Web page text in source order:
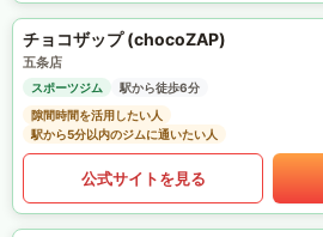
チョコザップ (chocoZAP)
五条店
スポーツジム
駅から徒歩6分
隙間時間を活用したい人
駅から5分以内のジムに通いたい人
公式サイトを見る